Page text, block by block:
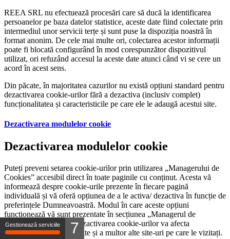
REEA SRL nu efectuează procesări care să ducă la identificarea
persoanelor pe baza datelor statistice, aceste date fiind colectate prin
intermediul unor servicii terțe și sunt puse la dispoziția noastră în
format anonim. De cele mai multe ori, colectarea acestor informații
poate fi blocată configurând în mod corespunzător dispozitivul
utilizat, ori refuzând accesul la aceste date atunci când vi se cere un
acord în acest sens.
Din păcate, în majoritatea cazurilor nu există opțiuni standard pentru
dezactivarea cookie-urilor fără a dezactiva (inclusiv complet)
funcționalitatea și caracteristicile pe care ele le adaugă acestui site.
Dezactivarea modulelor cookie
Dezactivarea modulelor cookie
Puteți preveni setarea cookie-urilor prin utilizarea „Managerului de
Cookies” accesibil direct în toate paginile cu conținut. Acesta vă
informează despre cookie-urile prezente în fiecare pagină
individuală și vă oferă opțiunea de a le activa/ dezactiva în funcție de
preferințele Dumneavoastră. Modul în care aceste opțiuni
funcționează vă sunt prezentate în secțiunea „Managerul de
Cookies”. Rețineți că dezactivarea cookie-urilor va afecta
funcționalitatea acestui site și a multor alte site-uri pe care le vizitați.
Gestionează serviciile 7